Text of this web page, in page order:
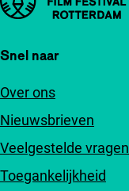
Snel naar
Over ons
Nieuwsbrieven
Veelgestelde vragen
Toegankelijkheid